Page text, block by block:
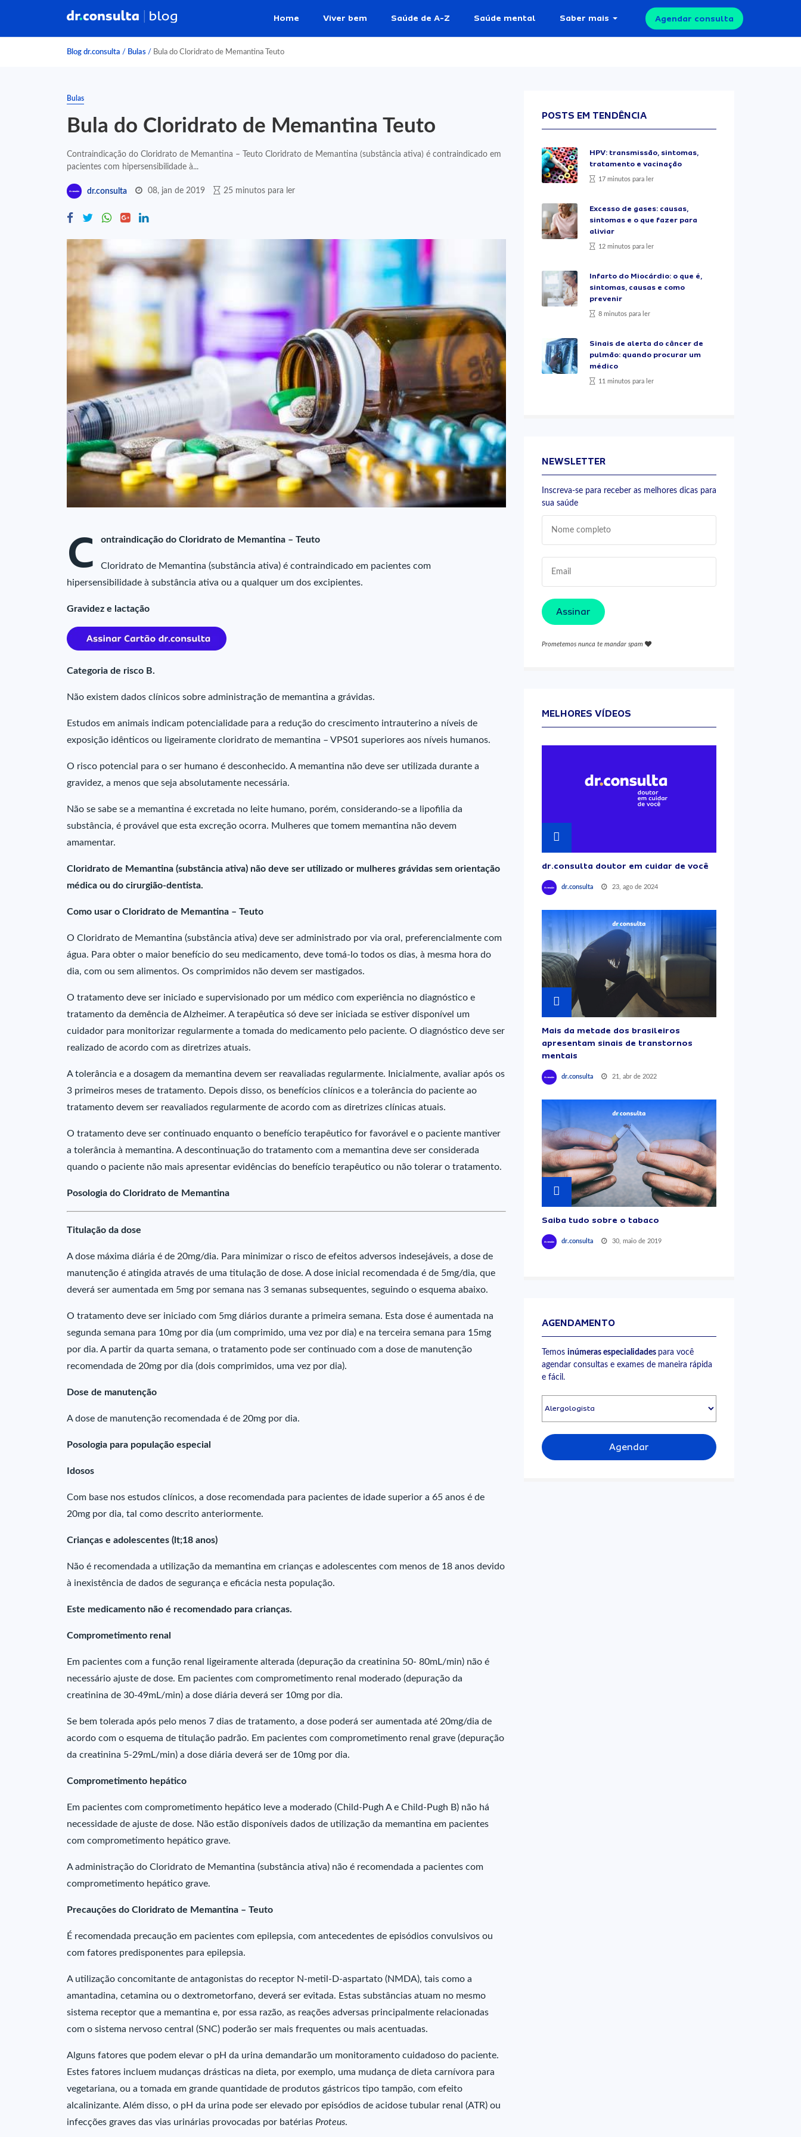
Home Viver bem Saúde de A-Z Saúde mental Saber mais Agendar consulta
Blog dr.consulta / Bulas / Bula do Cloridrato de Memantina Teuto
Bulas
Bula do Cloridrato de Memantina Teuto
Contraindicação do Cloridrato de Memantina – Teuto Cloridrato de Memantina (substância ativa) é contraindicado em
pacientes com hipersensibilidade à...
dr.consulta 08, jan de 2019 25 minutos para ler
C ontraindicação do Cloridrato de Memantina – Teuto
Cloridrato de Memantina (substância ativa) é contraindicado em pacientes com
hipersensibilidade à substância ativa ou a qualquer um dos excipientes.
Gravidez e lactação
Categoria de risco B.
Não existem dados clínicos sobre administração de memantina a grávidas.
Estudos em animais indicam potencialidade para a redução do crescimento intrauterino a níveis de
exposição idênticos ou ligeiramente cloridrato de memantina – VPS01 superiores aos níveis humanos.
O risco potencial para o ser humano é desconhecido. A memantina não deve ser utilizada durante a
gravidez, a menos que seja absolutamente necessária.
Não se sabe se a memantina é excretada no leite humano, porém, considerando-se a lipofilia da
substância, é provável que esta excreção ocorra. Mulheres que tomem memantina não devem
amamentar.
Cloridrato de Memantina (substância ativa) não deve ser utilizado or mulheres grávidas sem orientação
médica ou do cirurgião-dentista.
Como usar o Cloridrato de Memantina – Teuto
O Cloridrato de Memantina (substância ativa) deve ser administrado por via oral, preferencialmente com
água. Para obter o maior benefício do seu medicamento, deve tomá-lo todos os dias, à mesma hora do
dia, com ou sem alimentos. Os comprimidos não devem ser mastigados.
O tratamento deve ser iniciado e supervisionado por um médico com experiência no diagnóstico e
tratamento da demência de Alzheimer. A terapêutica só deve ser iniciada se estiver disponível um
cuidador para monitorizar regularmente a tomada do medicamento pelo paciente. O diagnóstico deve ser
realizado de acordo com as diretrizes atuais.
A tolerância e a dosagem da memantina devem ser reavaliadas regularmente. Inicialmente, avaliar após os
3 primeiros meses de tratamento. Depois disso, os benefícios clínicos e a tolerância do paciente ao
tratamento devem ser reavaliados regularmente de acordo com as diretrizes clínicas atuais.
O tratamento deve ser continuado enquanto o benefício terapêutico for favorável e o paciente mantiver
a tolerância à memantina. A descontinuação do tratamento com a memantina deve ser considerada
quando o paciente não mais apresentar evidências do benefício terapêutico ou não tolerar o tratamento.
Posologia do Cloridrato de Memantina
Titulação da dose
A dose máxima diária é de 20mg/dia. Para minimizar o risco de efeitos adversos indesejáveis, a dose de
manutenção é atingida através de uma titulação de dose. A dose inicial recomendada é de 5mg/dia, que
deverá ser aumentada em 5mg por semana nas 3 semanas subsequentes, seguindo o esquema abaixo.
O tratamento deve ser iniciado com 5mg diários durante a primeira semana. Esta dose é aumentada na
segunda semana para 10mg por dia (um comprimido, uma vez por dia) e na terceira semana para 15mg
por dia. A partir da quarta semana, o tratamento pode ser continuado com a dose de manutenção
recomendada de 20mg por dia (dois comprimidos, uma vez por dia).
Dose de manutenção
A dose de manutenção recomendada é de 20mg por dia.
Posologia para população especial
Idosos
Com base nos estudos clínicos, a dose recomendada para pacientes de idade superior a 65 anos é de
20mg por dia, tal como descrito anteriormente.
Crianças e adolescentes (lt;18 anos)
Não é recomendada a utilização da memantina em crianças e adolescentes com menos de 18 anos devido
à inexistência de dados de segurança e eficácia nesta população.
Este medicamento não é recomendado para crianças.
Comprometimento renal
Em pacientes com a função renal ligeiramente alterada (depuração da creatinina 50- 80mL/min) não é
necessário ajuste de dose. Em pacientes com comprometimento renal moderado (depuração da
creatinina de 30-49mL/min) a dose diária deverá ser 10mg por dia.
Se bem tolerada após pelo menos 7 dias de tratamento, a dose poderá ser aumentada até 20mg/dia de
acordo com o esquema de titulação padrão. Em pacientes com comprometimento renal grave (depuração
da creatinina 5-29mL/min) a dose diária deverá ser de 10mg por dia.
Comprometimento hepático
Em pacientes com comprometimento hepático leve a moderado (Child-Pugh A e Child-Pugh B) não há
necessidade de ajuste de dose. Não estão disponíveis dados de utilização da memantina em pacientes
com comprometimento hepático grave.
A administração do Cloridrato de Memantina (substância ativa) não é recomendada a pacientes com
comprometimento hepático grave.
Precauções do Cloridrato de Memantina – Teuto
É recomendada precaução em pacientes com epilepsia, com antecedentes de episódios convulsivos ou
com fatores predisponentes para epilepsia.
A utilização concomitante de antagonistas do receptor N-metil-D-aspartato (NMDA), tais como a
amantadina, cetamina ou o dextrometorfano, deverá ser evitada. Estas substâncias atuam no mesmo
sistema receptor que a memantina e, por essa razão, as reações adversas principalmente relacionadas
com o sistema nervoso central (SNC) poderão ser mais frequentes ou mais acentuadas.
Alguns fatores que podem elevar o pH da urina demandarão um monitoramento cuidadoso do paciente.
Estes fatores incluem mudanças drásticas na dieta, por exemplo, uma mudança de dieta carnívora para
vegetariana, ou a tomada em grande quantidade de produtos gástricos tipo tampão, com efeito
alcalinizante. Além disso, o pH da urina pode ser elevado por episódios de acidose tubular renal (ATR) ou
infecções graves das vias urinárias provocadas por batérias Proteus.
POSTS EM TENDÊNCIA
HPV: transmissão, sintomas,
tratamento e vacinação
17 minutos para ler
Excesso de gases: causas,
sintomas e o que fazer para
aliviar
12 minutos para ler
Infarto do Miocárdio: o que é,
sintomas, causas e como
prevenir
8 minutos para ler
Sinais de alerta do câncer de
pulmão: quando procurar um
médico
11 minutos para ler
NEWSLETTER
Inscreva-se para receber as melhores dicas para
sua saúde
Assinar
Prometemos nunca te mandar spam
MELHORES VÍDEOS
dr.consulta doutor em cuidar de você
dr.consulta 23, ago de 2024
Mais da metade dos brasileiros
apresentam sinais de transtornos
mentais
dr.consulta 21, abr de 2022
Saiba tudo sobre o tabaco
dr.consulta 30, maio de 2019
AGENDAMENTO
Temos inúmeras especialidades para você
agendar consultas e exames de maneira rápida
e fácil.
Agendar